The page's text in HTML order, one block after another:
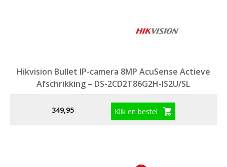
Hikvision Bullet IP-camera 8MP AcuSense Actieve
Afschrikking – DS-2CD2T86G2H-IS2U/SL
349,95 Klik en bestel